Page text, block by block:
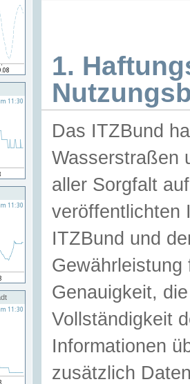
1.
Das ITZBund
Wasserstraßen
aller Sorgfalt
veröffentlichten
ITZBund und
Genauigkeit,
Vollständigkeit
Informationen
zusätzlich